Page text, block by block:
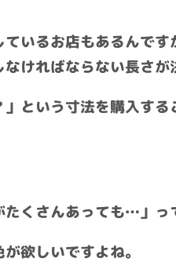
ているお店もあるんで
ければならない長さが
」という寸法を購入す
くさんあっても…」っ
欲しいですよね。